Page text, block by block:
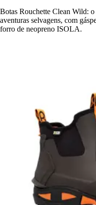
Botas Rouchette Clean Wild:
aventuras selvagens, com
forro de neopreno ISOLA.